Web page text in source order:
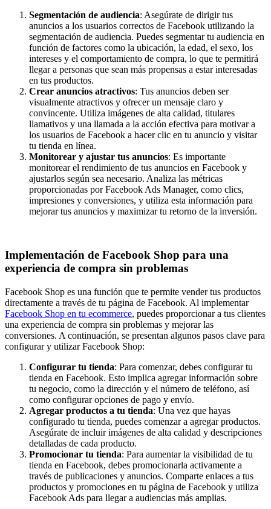
Segmentación de audiencia: Asegúrate de dirigir tus
anuncios a los usuarios correctos de Facebook utilizando la
segmentación de audiencia. Puedes segmentar tu audiencia en
función de factores como la ubicación, la edad, el sexo, los
intereses y el comportamiento de compra, lo que te permitirá
llegar a personas que sean más propensas a estar interesadas
en tus productos.
Crear anuncios atractivos: Tus anuncios deben ser
visualmente atractivos y ofrecer un mensaje claro y
convincente. Utiliza imágenes de alta calidad, titulares
llamativos y una llamada a la acción efectiva para motivar a
los usuarios de Facebook a hacer clic en tu anuncio y visitar
tu tienda en línea.
Monitorear y ajustar tus anuncios: Es importante
monitorear el rendimiento de tus anuncios en Facebook y
ajustarlos según sea necesario. Analiza las métricas
proporcionadas por Facebook Ads Manager, como clics,
impresiones y conversiones, y utiliza esta información para
mejorar tus anuncios y maximizar tu retorno de la inversión.
Implementación de Facebook Shop para una
experiencia de compra sin problemas
Facebook Shop es una función que te permite vender tus productos
directamente a través de tu página de Facebook. Al implementar
Facebook Shop en tu ecommerce, puedes proporcionar a tus clientes
una experiencia de compra sin problemas y mejorar las
conversiones. A continuación, se presentan algunos pasos clave para
configurar y utilizarFacebook Shop:
Configurar tu tienda: Para comenzar, debes configurar tu
tienda en Facebook. Esto implica agregar información sobre
tu negocio, como la dirección y el número de teléfono, así
como configurar opciones de pago y envío.
Agregar productos a tu tienda: Una vez que hayas
configurado tu tienda, puedes comenzar a agregar productos.
Asegúrate de incluir imágenes de alta calidad y descripciones
detalladas de cada producto.
Promocionar tu tienda: Para aumentar la visibilidad de tu
tienda en Facebook, debes promocionarla activamente a
través de publicaciones y anuncios. Comparte enlaces a tus
productos y promociones en tu página de Facebook y utiliza
Facebook Ads para llegar a audiencias más amplias.